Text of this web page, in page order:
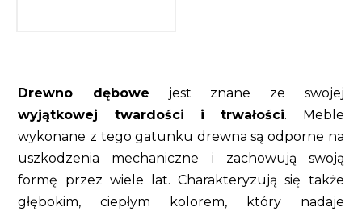
Drewno dębowe jest znane ze swojej
wyjątkowej twardości i trwałości. Meble
wykonane z tego gatunku drewna są odporne na
uszkodzenia mechaniczne i zachowują swoją
formę przez wiele lat. Charakteryzują się także
głębokim, ciepłym kolorem, który nadaje